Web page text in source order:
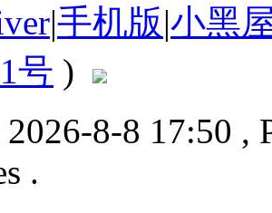
|手机版|小黑
号 )
8-8 17:50 ,
.